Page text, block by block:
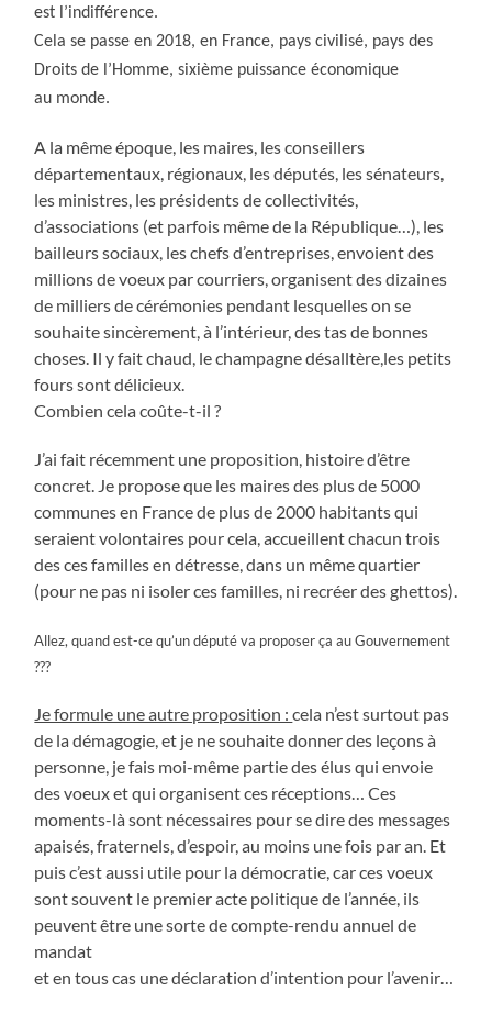
est l’indifférence.
Cela se passe en 2018, en France, pays civilisé, pays des
Droits de l’Homme, sixième puissance économique
au monde.
A la même époque, les maires, les conseillers
départementaux, régionaux, les députés, les sénateurs,
les ministres, les présidents de collectivités,
d’associations (et parfois même de la République…), les
bailleurs sociaux, les chefs d’entreprises, envoient des
millions de voeux par courriers, organisent des dizaines
de milliers de cérémonies pendant lesquelles on se
souhaite sincèrement, à l’intérieur, des tas de bonnes
choses. Il y fait chaud, le champagne désalltère,les petits
fours sont délicieux.
Combien cela coûte-t-il ?
J’ai fait récemment une proposition, histoire d’être
concret. Je propose que les maires des plus de 5000
communes en France de plus de 2000 habitants qui
seraient volontaires pour cela, accueillent chacun trois
des ces familles en détresse, dans un même quartier
(pour ne pas ni isoler ces familles, ni recréer des ghettos).
Allez, quand est-ce qu’un député va proposer ça au Gouvernement
???
Je formule une autre proposition :cela n’est surtout pas
de la démagogie, et je ne souhaite donner des leçons à
personne, je fais moi-même partie des élus qui envoie
des voeux et qui organisent ces réceptions… Ces
moments-là sont nécessaires pour se dire des messages
apaisés, fraternels, d’espoir, au moins une fois par an. Et
puis c’est aussi utile pour la démocratie, car ces voeux
sont souvent le premier acte politique de l’année, ils
peuvent être une sorte de compte-rendu annuel de
mandat
et en tous cas une déclaration d’intention pour l’avenir…